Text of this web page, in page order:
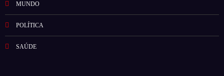
MUNDO
POLÍTICA
SAÚDE